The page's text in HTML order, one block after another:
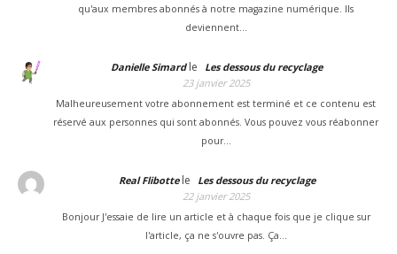
qu'aux membres abonnés à notre magazine numérique. Ils
deviennent…
Danielle Simardle
Les dessous du recyclage
23 janvier 2025
Malheureusement votre abonnement est terminé et ce contenu est
réservé aux personnes qui sont abonnés. Vous pouvez vous réabonner
pour…
Real Flibottele
Les dessous du recyclage
22 janvier 2025
Bonjour J'essaie de lire un article et à chaque fois que je clique sur
l'article, ça ne s'ouvre pas. Ça…